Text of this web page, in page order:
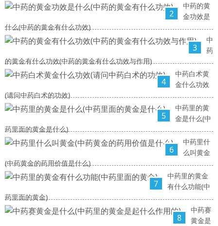
2
中药的黄
金功效是
什么(中药的黄金有什么功效)
3
中
药
的黄金有什么功效(中药的黄金有什么功效与作用)
4
中药白术黄
金什么功效
(请问中药白术的功效)
5
中药里的黄
金是什么(中
药里面的黄金是什么)
6
中药里什
么叫黄金
(中药黄金的药用价值是什么)
7
中药里的黄金
有什么功能(中
药里面的黄金)
8
中药赛
黄金是